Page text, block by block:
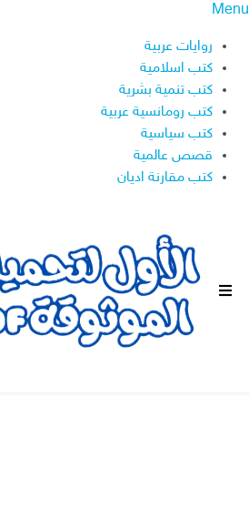
Menu
روايات عربية
كتب اسلامية
كتب تنمية بشرية
كتب رومانسية عربية
كتب سياسية
قصص عالمية
كتب مقارنة اديان
ا